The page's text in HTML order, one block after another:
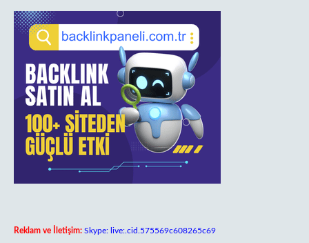
Reklam ve İletişim: Skype: live:.cid.575569c608265c69